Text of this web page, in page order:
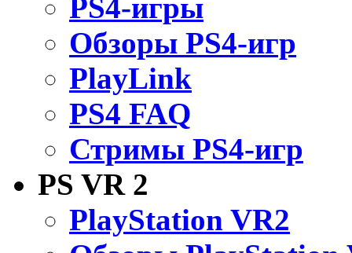
PS4-игры
Обзоры PS4-игр
PlayLink
PS4 FAQ
Стримы PS4-игр
PS VR 2
PlayStation VR2